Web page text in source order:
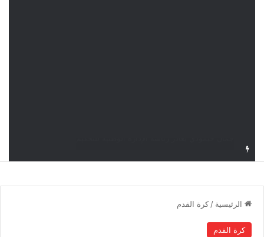
الرئيسية / كرة القدم
كرة القدم